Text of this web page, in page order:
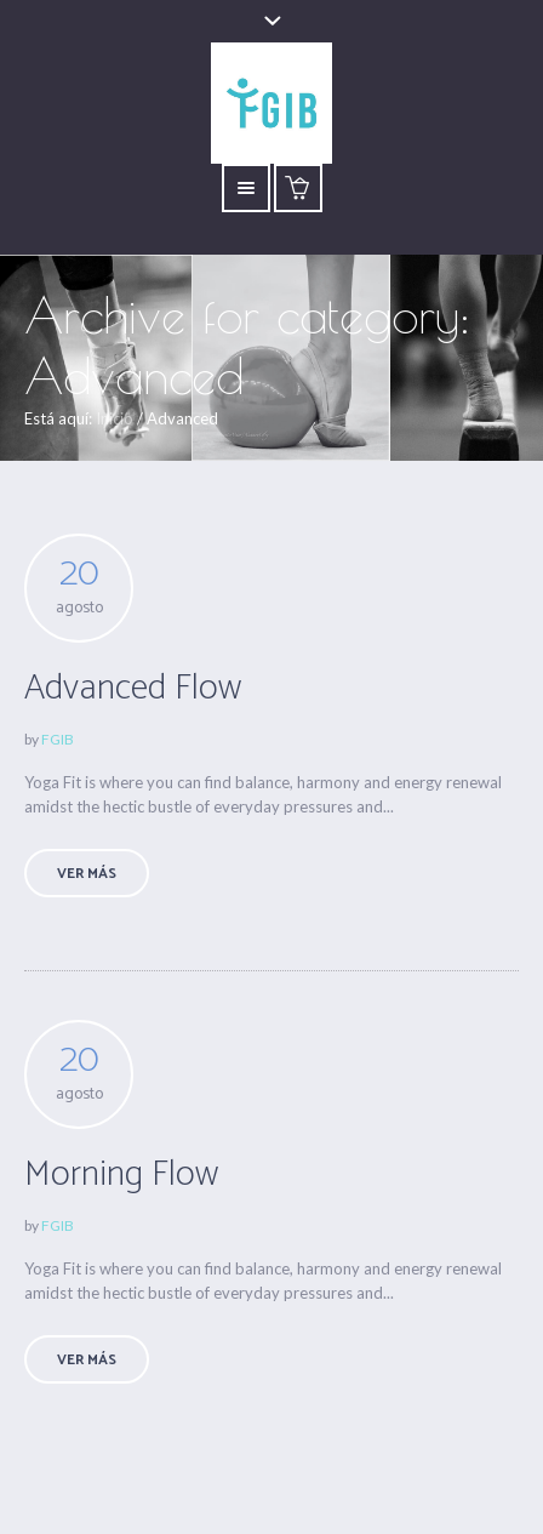
Archive for category:
Advanced
Está aquí: Inicio/Advanced
20
agosto
Advanced Flow
by FGIB
Yoga Fit is where you can find balance, harmony and energy renewal
amidst the hectic bustle of everyday pressures and...
VER MÁS
20
agosto
Morning Flow
by FGIB
Yoga Fit is where you can find balance, harmony and energy renewal
amidst the hectic bustle of everyday pressures and...
VER MÁS